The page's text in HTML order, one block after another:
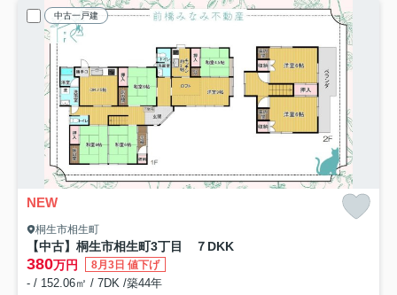
中古一戸建
NEW
桐生市相生町
【中古】桐生市相生町3丁目 ７DKK
380万円 8月3日 値下げ
- / 152.06㎡ / 7DK /築44年